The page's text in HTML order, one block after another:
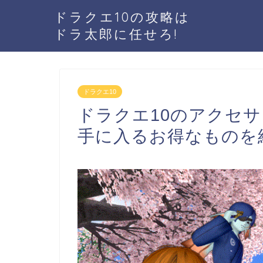
ドラクエ10の攻略は
ドラ太郎に任せろ!
ドラクエ10
ドラクエ10のアクセ
手に入るお得なものを